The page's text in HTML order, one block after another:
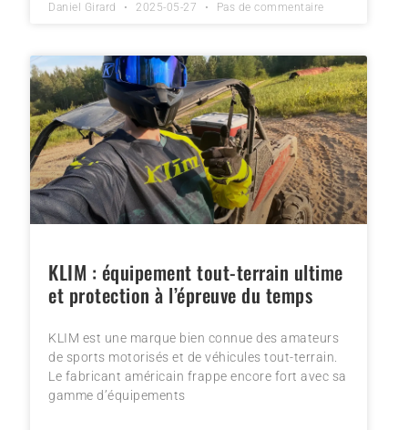
Daniel Girard 2025-05-27 Pas de commentaire
KLIM : équipement tout-terrain ultime
et protection à l’épreuve du temps
KLIM est une marque bien connue des amateurs
de sports motorisés et de véhicules tout-terrain.
Le fabricant américain frappe encore fort avec sa
gamme d’équipements